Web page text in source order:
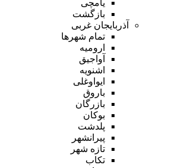
یامچی
بازگشت
آذربایجان غربی
تمام شهر‌ها
ارومیه
آواجیق
اشنویه
ایواوغلی
باروق
بازرگان
بوکان
پلدشت
پیرانشهر
تازه شهر
تکاب